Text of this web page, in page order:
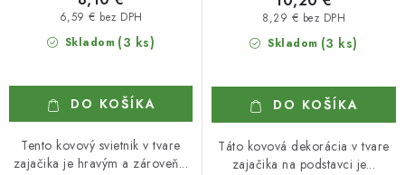
Skladom (3 ks)
6,59 € bez DPH
DO KOŠÍKA
Tento kovový svietnik v tvare
zajačika je hravým a zároveň...
Skladom (3 ks)
8,29 € bez DPH
DO KOŠÍKA
Táto kovová dekorácia v tvare
zajačika na podstavci je...